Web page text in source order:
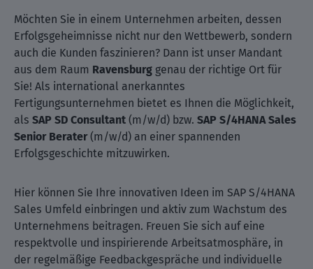
Möchten Sie in einem Unternehmen arbeiten, dessen
Erfolgsgeheimnisse nicht nur den Wettbewerb, sondern
auch die Kunden faszinieren? Dann ist unser Mandant
aus dem Raum Ravensburg genau der richtige Ort für
Sie! Als international anerkanntes
Fertigungsunternehmen bietet es Ihnen die Möglichkeit,
als SAP SD Consultant (m/w/d) bzw. SAP S/4HANA Sales
Senior Berater(m/w/d) an einer spannenden
Erfolgsgeschichte mitzuwirken.
Hier können Sie Ihre innovativen Ideen im SAP S/4HANA
Sales Umfeld einbringen und aktiv zum Wachstum des
Unternehmens beitragen. Freuen Sie sich auf eine
respektvolle und inspirierende Arbeitsatmosphäre, in
der regelmäßige Feedbackgespräche und individuelle